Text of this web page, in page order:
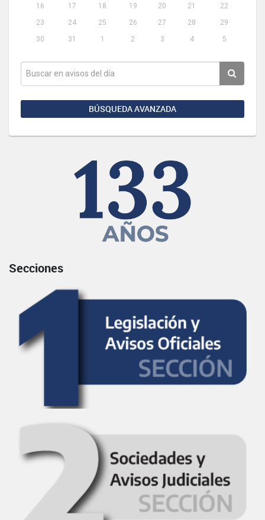
16
17 18 19 20 21
22
23
24 25 26 27 28
29
30
31 1 2 3 4 5
BÚSQUEDA AVANZADA
Secciones